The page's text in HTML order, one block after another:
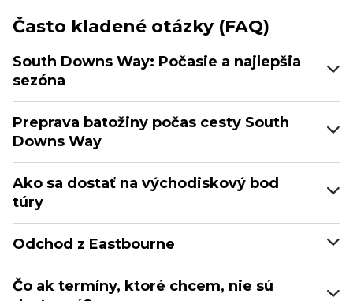
Často kladené otázky (FAQ)
South Downs Way: Počasie a najlepšia
sezóna
Preprava batožiny počas cesty South
Downs Way
Ako sa dostať na východiskový bod
túry
Odchod z Eastbourne
Čo ak termíny, ktoré chcem, nie sú